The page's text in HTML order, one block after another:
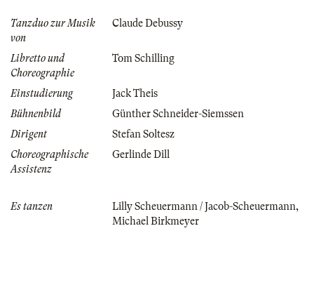
Tanzduo zur Musik
von
Claude Debussy
Libretto und
Choreographie
Tom Schilling
Einstudierung
Jack Theis
Bühnenbild
Günther Schneider-Siemssen
Dirigent
Stefan Soltesz
Choreographische
Assistenz
Gerlinde Dill
Es tanzen Lilly Scheuermann / Jacob-Scheuermann,
Michael Birkmeyer